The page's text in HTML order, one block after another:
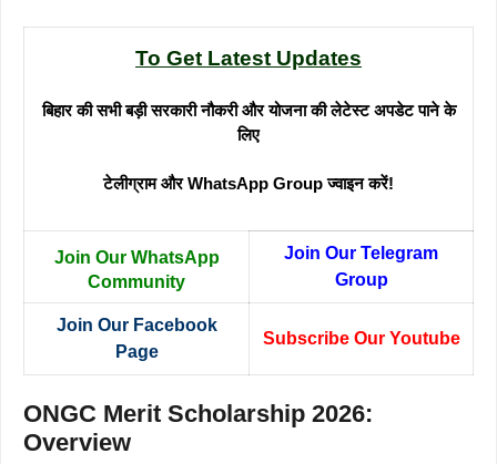
To Get Latest Updates
बिहार की सभी बड़ी सरकारी नौकरी और योजना की लेटेस्ट अपडेट पाने के
लिए
टेलीग्राम और WhatsApp Group ज्वाइन करें!
Join Our WhatsApp
Community
Join Our Telegram
Group
Join Our Facebook
Page
Subscribe Our Youtube
ONGC Merit Scholarship 2026:
Overview